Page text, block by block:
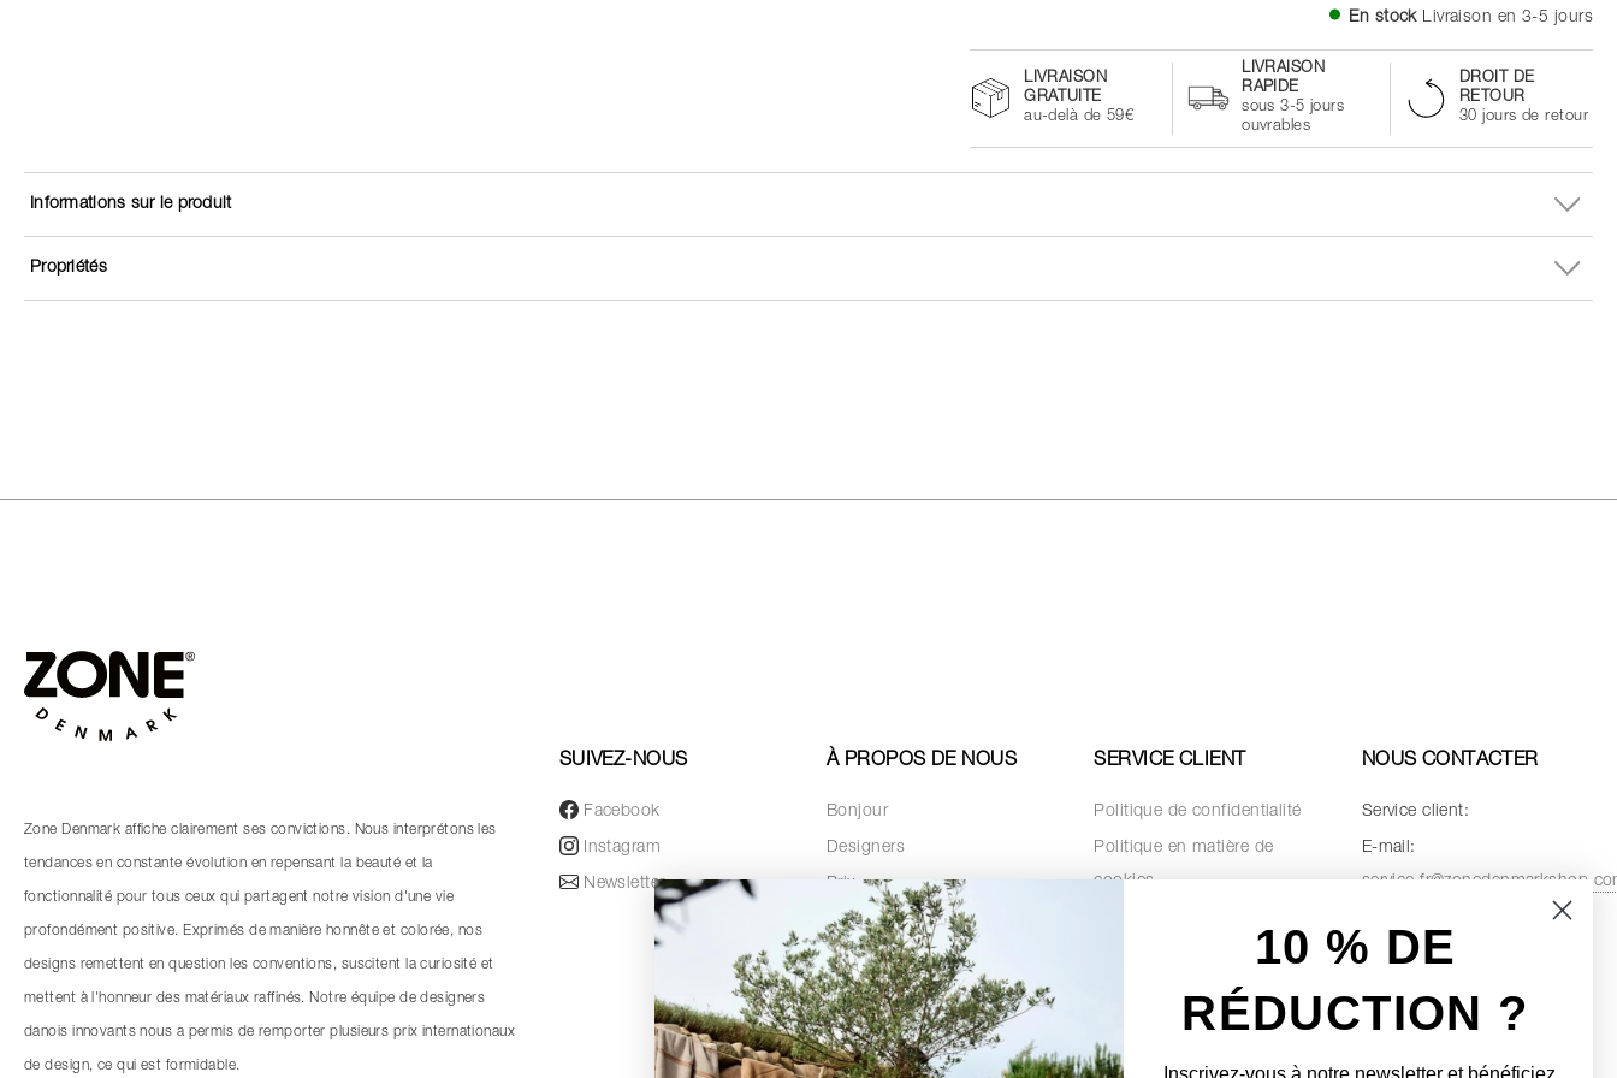
En stock Livraison en 3-5 jours
LIVRAISON
GRATUITE
au-delà de 59€
LIVRAISON
RAPIDE
sous 3-5 jours
ouvrables
DROIT DE
RETOUR
30 jours de retour
Propriétés
Informations sur le produit
Zone Denmark affiche clairement ses convictions. Nous interprétons les
tendances en constante évolution en repensant la beauté et la
fonctionnalité pour tous ceux qui partagent notre vision d'une vie
profondément positive. Exprimés de manière honnête et colorée, nos
designs remettent en question les conventions, suscitent la curiosité et
mettent à l'honneur des matériaux raffinés. Notre équipe de designers
danois innovants nous a permis de remporter plusieurs prix internationaux
de design, ce qui est formidable.
SUIVEZ-NOUS
Facebook
Instagram
Newsletter
À PROPOS DE NOUS
Bonjour
Designers
Prix
SERVICE CLIENT
Politique de confidentialité
Politique en matière de
cookies
NOUS CONTACTER
Service client:
E-mail:
10 % DE
RÉDUCTION ?
Inscrivez-vous à notre newsletter et bénéficiez